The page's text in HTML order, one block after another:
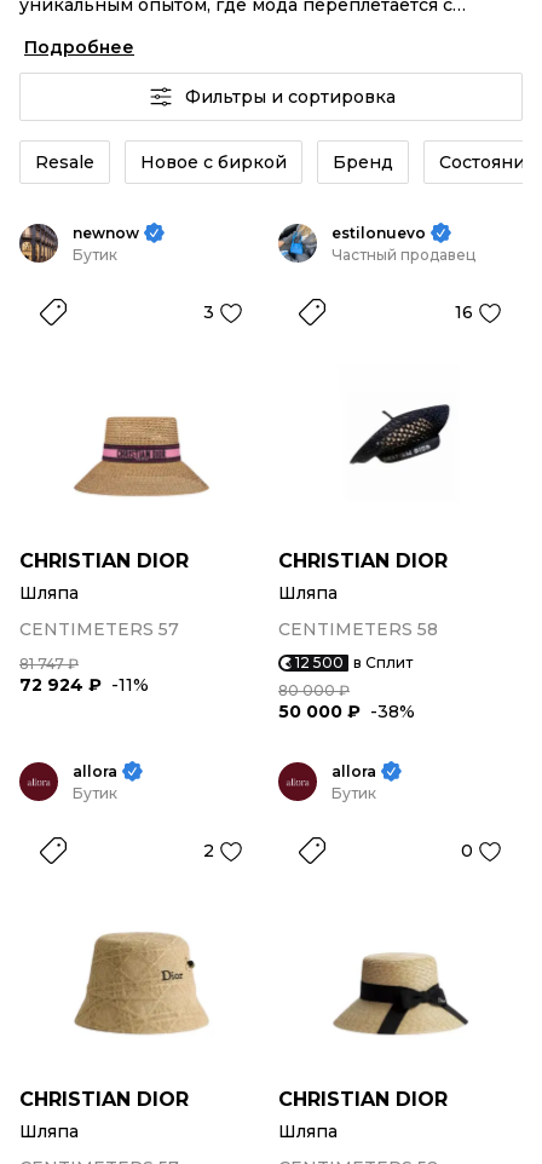
уникальным опытом, где мода переплетается с
аутентификация каждого заказа – Шляпы CHRISTIAN
DIOR женские от селлеров OSKELLY с быстрой
доставкой по России. Ваш стиль не ждет, и мы тоже!
Винтажные изделия или Шляпы CHRISTIAN DIOR
женские из новых коллекций – заказывайте на сайте
или в приложении OSKELLY с целой экосистемой
Подробнее
Фильтры и сортировка
Resale Новое с биркой Бренд Состояние
newnow
Бутик
3
CHRISTIAN DIOR
Шляпа
CENTIMETERS 57
81 747 ₽
72 924 ₽ -11%
estilonuevo
Частный продавец
16
CHRISTIAN DIOR
Шляпа
CENTIMETERS 58
12 500 в Сплит
80 000 ₽
50 000 ₽ -38%
allora
Бутик
2
CHRISTIAN DIOR
Шляпа
allora
Бутик
0
CHRISTIAN DIOR
Шляпа